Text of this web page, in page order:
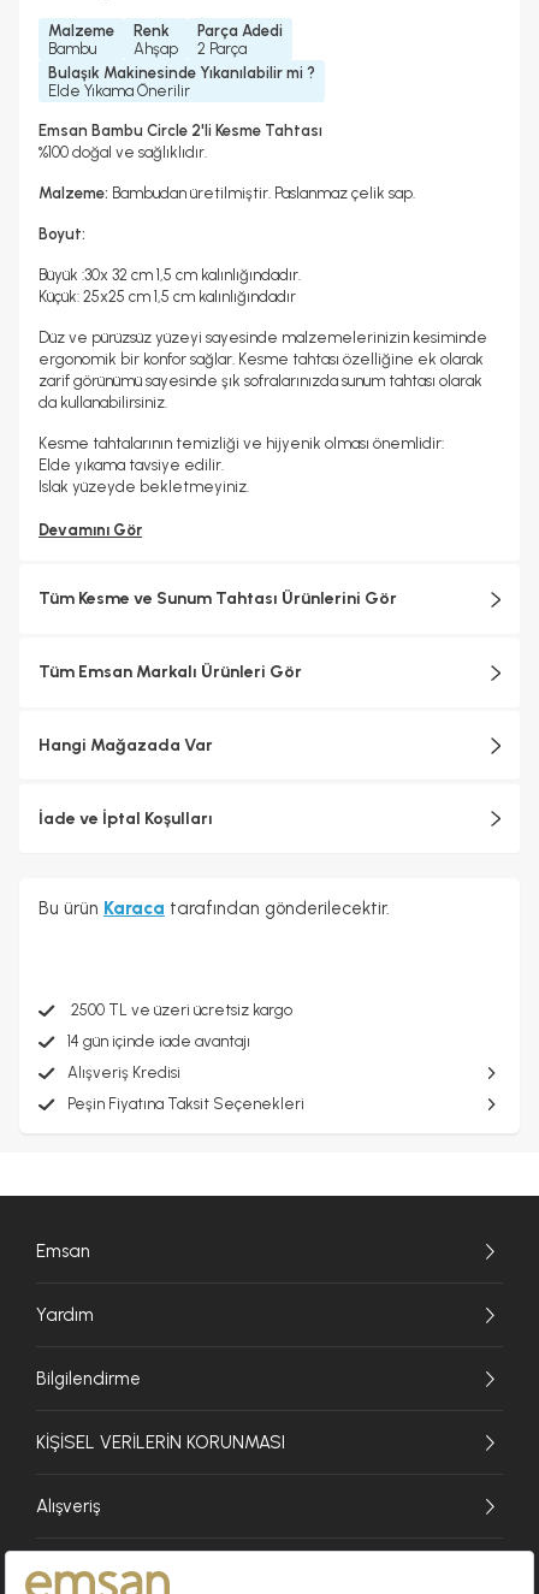
Malzeme
Bambu
Renk
Ahşap
Parça Adedi
2 Parça
Bulaşık Makinesinde Yıkanılabilir mi ?
Elde Yıkama Önerilir
Emsan Bambu Circle 2'li Kesme Tahtası
%100 doğal ve sağlıklıdır.
Malzeme: Bambudan üretilmiştir. Paslanmaz çelik sap.
Boyut:
Büyük :30x 32 cm 1,5 cm kalınlığındadır.
Küçük: 25x25 cm 1,5 cm kalınlığındadır
Düz ve pürüzsüz yüzeyi sayesinde malzemelerinizin kesiminde
ergonomik bir konfor sağlar. Kesme tahtası özelliğine ek olarak
zarif görünümü sayesinde şık sofralarınızda sunum tahtası olarak
da kullanabilirsiniz.
Kesme tahtalarının temizliği ve hijyenik olması önemlidir:
Elde yıkama tavsiye edilir.
Islak yüzeyde bekletmeyiniz.
Devamını Gör
Tüm Kesme ve Sunum Tahtası Ürünlerini Gör
Tüm Emsan Markalı Ürünleri Gör
Hangi Mağazada Var
İade ve İptal Koşulları
Bu ürün Karaca tarafından gönderilecektir.
2500 TL ve üzeri ücretsiz kargo
14 gün içinde iade avantajı
Alışveriş Kredisi
Peşin Fiyatına Taksit Seçenekleri
Emsan
Yardım
Bilgilendirme
KİŞİSEL VERİLERİN KORUNMASI
Alışveriş